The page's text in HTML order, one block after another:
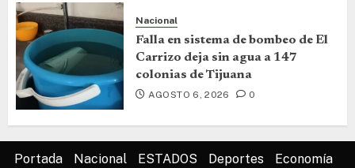
Nacional
Falla en sistema de bombeo de El
Carrizo deja sin agua a 147
colonias de Tijuana
AGOSTO 6, 2026 0
Portada Nacional ESTADOS Deportes Economía